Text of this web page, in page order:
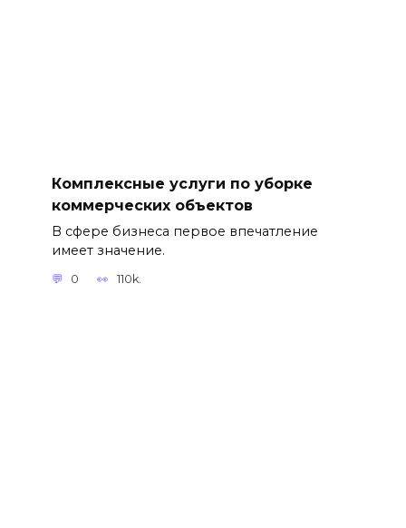
Комплексные услуги по уборке
коммерческих объектов
В сфере бизнеса первое впечатление
имеет значение.
0 110k.